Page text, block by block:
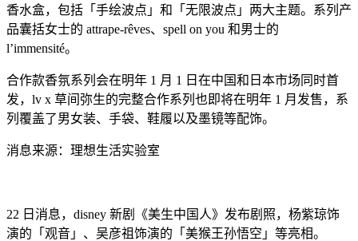
香水盒，包括「手绘波点」和「无限波点」两大主题。系列产
品囊括女士的 attrape-rêves、spell on you 和男士的
l’immensité。
合作款香氛系列会在明年 1 月 1 日在中国和日本市场同时首
发，lv x 草间弥生的完整合作系列也即将在明年 1 月发售，系
列覆盖了男女装、手袋、鞋履以及墨镜等配饰。
消息来源：理想生活实验室
22 日消息，disney 新剧《美生中国人》发布剧照，杨紫琼饰
演的「观音」、吴彦祖饰演的「美猴王孙悟空」等亮相。